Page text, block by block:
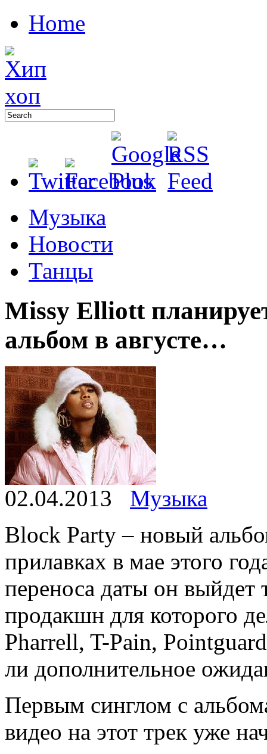
Home
Музыка
Новости
Танцы
Missy Elliott
альбом в августе…
02.04.2013
Музыка
Block Party – новый
прилавках в мае этого
переноса даты он выйдет
продакшн для которого
Pharrell, T-Pain,
ли дополнительное
Первым синглом с
видео на этот трек уже